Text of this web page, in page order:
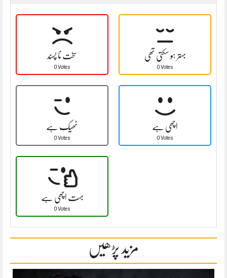
سخت نا پسند
0 Votes
بہتر ہو سکتی تھی
0 Votes
ٹھیک ہے
0 Votes
اچھی ہے
0 Votes
بہت اچھی ہے
0 Votes
مزید پڑھیں